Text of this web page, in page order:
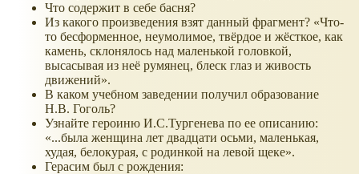
Что содержит в себе басня?
Из какого произведения взят данный фрагмент? «Что-
то бесформенное, неумолимое, твёрдое и жёсткое, как
камень, склонялось над маленькой головкой,
высасывая из неё румянец, блеск глаз и живость
движений».
В каком учебном заведении получил образование
Н.В. Гоголь?
Узнайте героиню И.С.Тургенева по ее описанию:
«...была женщина лет двадцати осьми, маленькая,
худая, белокурая, с родинкой на левой щеке».
Герасим был с рождения: